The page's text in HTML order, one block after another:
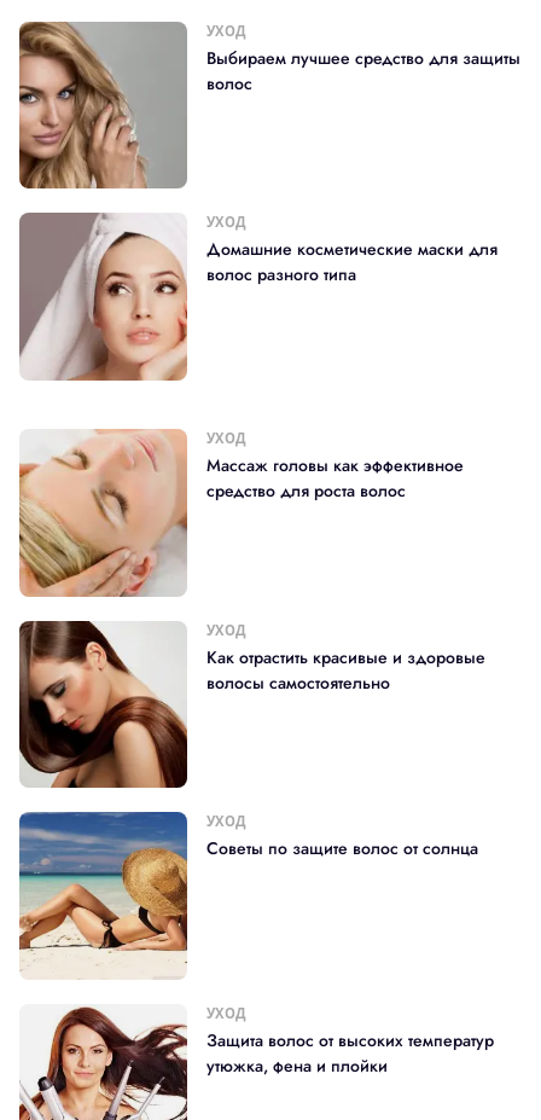
УХОД
Выбираем лучшее средство для защиты
волос
УХОД
Домашние косметические маски для
волос разного типа
УХОД
Массаж головы как эффективное
средство для роста волос
УХОД
Как отрастить красивые и здоровые
волосы самостоятельно
УХОД
Советы по защите волос от солнца
УХОД
Защита волос от высоких температур
утюжка, фена и плойки